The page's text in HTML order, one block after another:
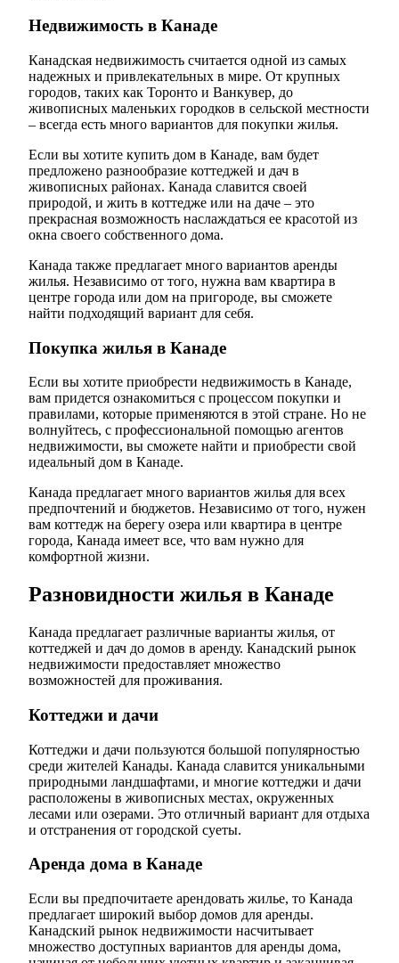
Недвижимость в Канаде
Канадская недвижимость считается одной из самых
надежных и привлекательных в мире. От крупных
городов, таких как Торонто и Ванкувер, до
живописных маленьких городков в сельской местности
– всегда есть много вариантов для покупки жилья.
Если вы хотите купить дом в Канаде, вам будет
предложено разнообразие коттеджей и дач в
живописных районах. Канада славится своей
природой, и жить в коттедже или на даче – это
прекрасная возможность наслаждаться ее красотой из
окна своего собственного дома.
Канада также предлагает много вариантов аренды
жилья. Независимо от того, нужна вам квартира в
центре города или дом на пригороде, вы сможете
найти подходящий вариант для себя.
Покупка жилья в Канаде
Если вы хотите приобрести недвижимость в Канаде,
вам придется ознакомиться с процессом покупки и
правилами, которые применяются в этой стране. Но не
волнуйтесь, с профессиональной помощью агентов
недвижимости, вы сможете найти и приобрести свой
идеальный дом в Канаде.
Канада предлагает много вариантов жилья для всех
предпочтений и бюджетов. Независимо от того, нужен
вам коттедж на берегу озера или квартира в центре
города, Канада имеет все, что вам нужно для
комфортной жизни.
Разновидности жилья в Канаде
Канада предлагает различные варианты жилья, от
коттеджей и дач до домов в аренду. Канадский рынок
недвижимости предоставляет множество
возможностей для проживания.
Коттеджи и дачи
Коттеджи и дачи пользуются большой популярностью
среди жителей Канады. Канада славится уникальными
природными ландшафтами, и многие коттеджи и дачи
расположены в живописных местах, окруженных
лесами или озерами. Это отличный вариант для отдыха
и отстранения от городской суеты.
Аренда дома в Канаде
Если вы предпочитаете арендовать жилье, то Канада
предлагает широкий выбор домов для аренды.
Канадский рынок недвижимости насчитывает
множество доступных вариантов для аренды дома,